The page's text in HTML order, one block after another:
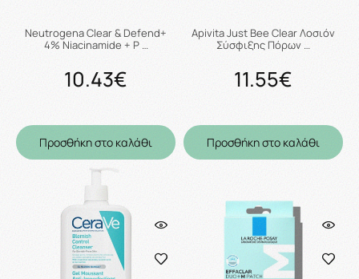
Neutrogena Clear & Defend+
4% Niacinamide + P …
10.43€
Προσθήκη στο καλάθι
Apivita Just Bee Clear Λοσιόν
Σύσφιξης Πόρων …
11.55€
Προσθήκη στο καλάθι